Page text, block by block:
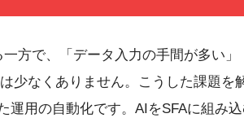
方で、「データ入力の手間が多い
少なくありません。こうした課題を
運用の自動化です。AIをSFAに組み